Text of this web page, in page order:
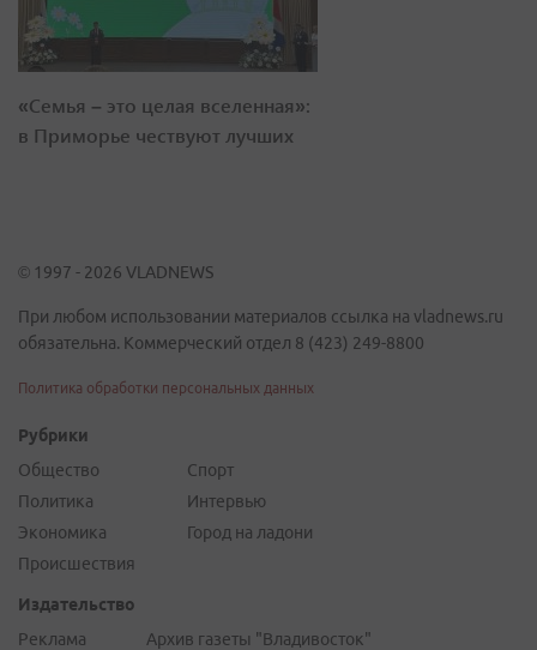
«Семья – это целая вселенная»:
в Приморье чествуют лучших
© 1997 - 2026 VLADNEWS
При любом использовании материалов ссылка на vladnews.ru
обязательна. Коммерческий отдел 8 (423) 249-8800
Политика обработки персональных данных
Рубрики
Общество
Политика
Экономика
Происшествия
Спорт
Интервью
Город на ладони
Издательство
Реклама
Архив газеты "Владивосток"